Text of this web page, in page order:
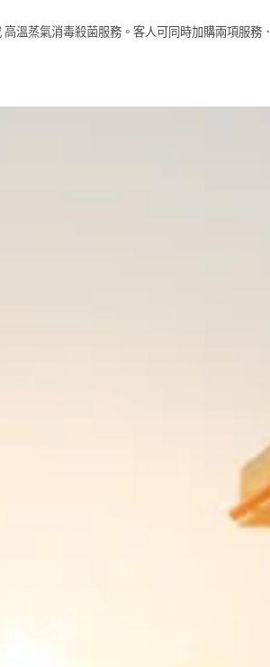
溫蒸氣消毒殺菌服務。客人可同時加購兩項服務．